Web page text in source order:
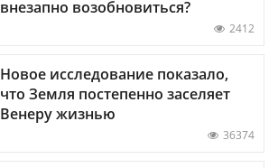
внезапно возобновиться?
2412
Новое исследование показало,
что Земля постепенно заселяет
Венеру жизнью
36374